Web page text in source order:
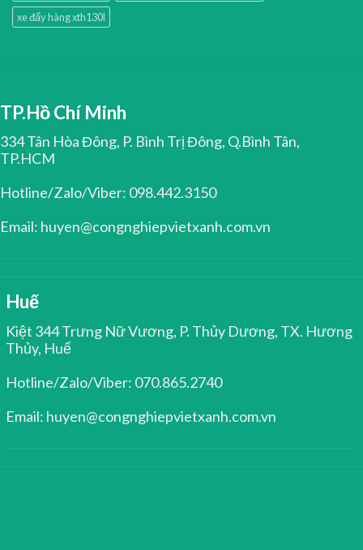
xe đẩy hàng xth130l
TP.Hồ Chí Minh
334 Tân Hòa Đông, P. Bình Trị Đông, Q.Bình Tân,
TP.HCM
Hotline/Zalo/Viber: 098.442.3150
Email: huyen@congnghiepvietxanh.com.vn
Huế
Kiệt 344 Trưng Nữ Vương, P. Thủy Dương, TX. Hương
Thủy, Huế
Hotline/Zalo/Viber: 070.865.2740
Email: huyen@congnghiepvietxanh.com.vn